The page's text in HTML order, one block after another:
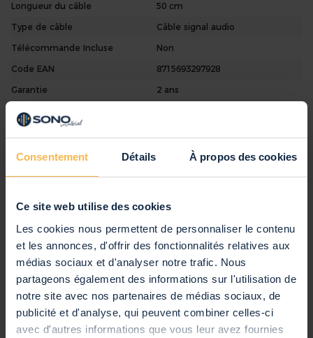
Consentement Détails À propos des cookies
Ce site web utilise des cookies
Les cookies nous permettent de personnaliser le contenu
et les annonces, d'offrir des fonctionnalités relatives aux
médias sociaux et d'analyser notre trafic. Nous
partageons également des informations sur l'utilisation de
notre site avec nos partenaires de médias sociaux, de
publicité et d'analyse, qui peuvent combiner celles-ci
avec d'autres informations que vous leur avez fournies
Longueur du câble
50 cm
Type de câble
Câble signal audio
Télécommande Incluse
Non
Code EAN
8715693297928
Garantie
2 ans
Notice d'Utilisation
Commentaires
Vonyx Câble Audio Cordon XLR Mâle - Jack 3,5
Stéréo - 0,5m
Note produit
star
stars
stars
stars
stars
Surnom